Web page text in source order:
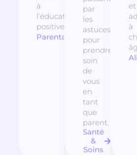
à
l’éducation
positive.
Parentalité
par
les
astuces
pour
prendre
soin
de
vous
en
tant
que
parent.
Santé
&
Soins
et
à